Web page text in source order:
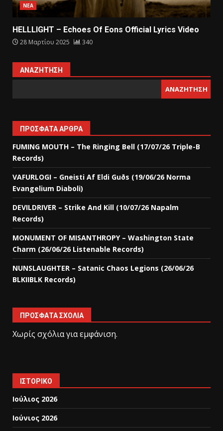
ΝΕΑ
HELLLIGHT – Echoes Of Eons Official Lyrics Video
28 Μαρτίου 2025 340
ΑΝΑΖΉΤΗΣΗ
ΑΝΑΖΉΤΗΣΗ
ΠΡΌΣΦΑΤΑ ΆΡΘΡΑ
FUMING MOUTH – The Ringing Bell (17/07/26 Triple-B
Records)
VAFURLOGI – Gneisti Af Eldi Guðs (19/06/26 Norma
Evangelium Diaboli)
DEVILDRIVER – Strike And Kill (10/07/26 Napalm
Records)
MONUMENT OF MISANTHROPY – Washington State
Charm (26/06/26 Listenable Records)
NUNSLAUGHTER – Satanic Chaos Legions (26/06/26
BLKIIBLK Records)
ΠΡΌΣΦΑΤΑ ΣΧΌΛΙΑ
Χωρίς σχόλια για εμφάνιση.
ΙΣΤΟΡΙΚΌ
Ιούλιος 2026
Ιούνιος 2026